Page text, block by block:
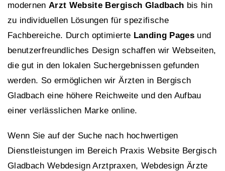
modernenArzt Website Bergisch Gladbach bis hin
zu individuellen Lösungen für spezifische
Fachbereiche. Durch optimierte Landing Pagesund
benutzerfreundliches Design schaffen wir Webseiten,
die gut in den lokalen Suchergebnissen gefunden
werden. So ermöglichen wir Ärzten in Bergisch
Gladbach eine höhere Reichweite und den Aufbau
einer verlässlichen Marke online.
Wenn Sie auf der Suche nach hochwertigen
Dienstleistungen im Bereich Praxis Website Bergisch
Gladbach Webdesign Arztpraxen, Webdesign Ärzte